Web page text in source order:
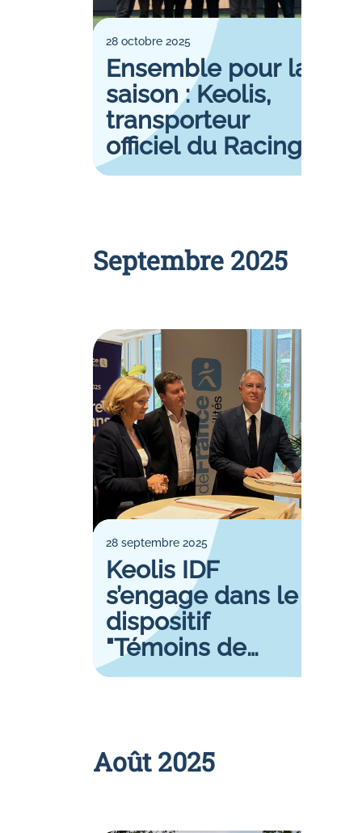
28 octobre 2025
Ensemble pour la
saison : Keolis,
transporteur
officiel du Racing
92
Septembre 2025
28 septembre 2025
Keolis IDF
s’engage dans le
dispositif
"Témoins de
Ligne"
Août 2025